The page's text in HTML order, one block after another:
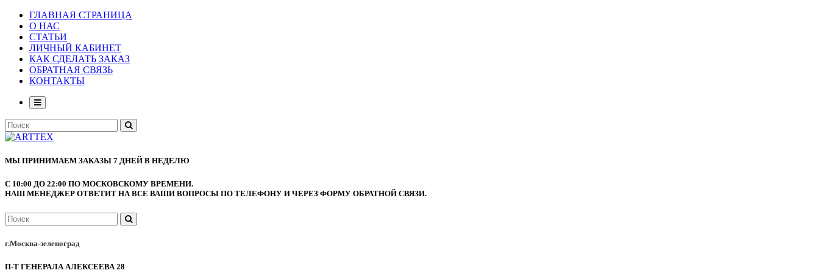
ГЛАВНАЯ СТРАНИЦА
О НАС
СТАТЬИ
ЛИЧНЫЙ КАБИНЕТ
КАК СДЕЛАТЬ ЗАКАЗ
ОБРАТНАЯ СВЯЗЬ
КОНТАКТЫ
МЫ ПРИНИМАЕМ ЗАКАЗЫ 7 ДНЕЙ В НЕДЕЛЮ
С 10:00 ДО 22:00 ПО МОСКОВСКОМУ ВРЕМЕНИ.
НАШ МЕНЕДЖЕР ОТВЕТИТ НА ВСЕ ВАШИ ВОПРОСЫ ПО ТЕЛЕФОНУ И ЧЕРЕЗ ФОРМУ ОБРАТНОЙ СВЯЗИ.
г.Москва-зеленоград
П-Т ГЕНЕРАЛА АЛЕКСЕЕВА 28